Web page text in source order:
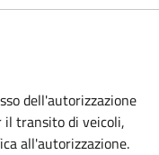
dell'autorizzazione
il transito di veicoli,
all'autorizzazione.